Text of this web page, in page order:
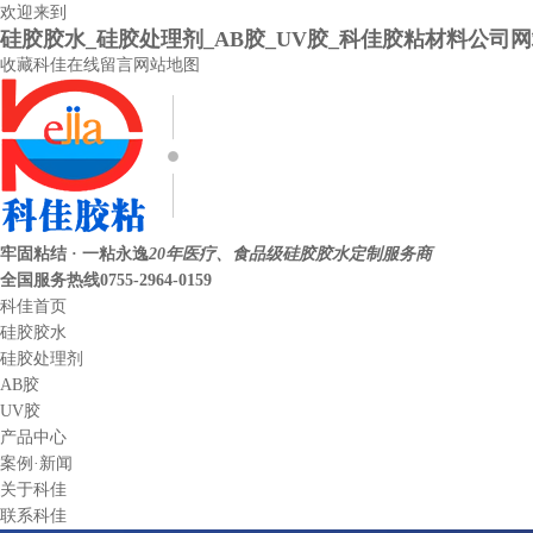
欢迎来到
硅胶胶水_硅胶处理剂_AB胶_UV胶_科佳胶粘材料公司
收藏科佳在线留言网站地图
牢固粘结 · 一粘永逸20年医疗、食品级硅胶胶水定制服务商
全国服务热线0755-2964-0159
科佳首页
硅胶胶水
硅胶处理剂
AB胶
UV胶
产品中心
案例·新闻
关于科佳
联系科佳